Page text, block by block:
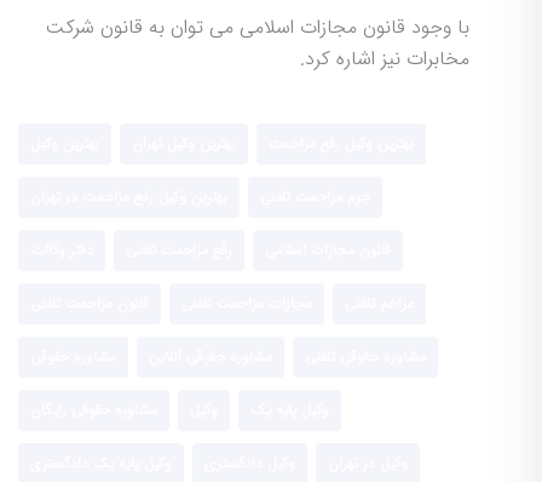
با وجود قانون مجازات اسلامی می توان به قانون شرکت
مخابرات نیز اشاره کرد.